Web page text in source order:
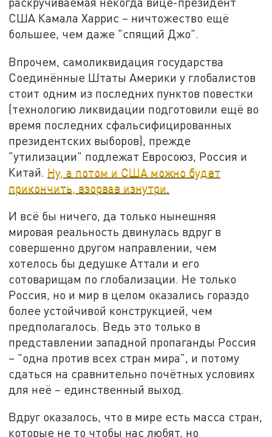
США Камала Харрис – ничтожество ещё
большее, чем даже "спящий Джо".
Впрочем, самоликвидация государства
Соединённые Штаты Америки у глобалистов
стоит одним из последних пунктов повестки
(технологию ликвидации подготовили ещё во
время последних сфальсифицированных
президентских выборов), прежде
"утилизации" подлежат Евросоюз, Россия и
Китай. Ну, а потом и США можно будет
прикончить, взорвав изнутри.
И всё бы ничего, да только нынешняя
мировая реальность двинулась вдруг в
совершенно другом направлении, чем
хотелось бы дедушке Аттали и его
сотоварищам по глобализации. Не только
Россия, но и мир в целом оказались гораздо
более устойчивой конструкцией, чем
предполагалось. Ведь это только в
представлении западной пропаганды Россия
– "одна против всех стран мира", и потому
сдаться на сравнительно почётных условиях
для неё – единственный выход.
Вдруг оказалось, что в мире есть масса стран,
которые не то чтобы нас любят, но